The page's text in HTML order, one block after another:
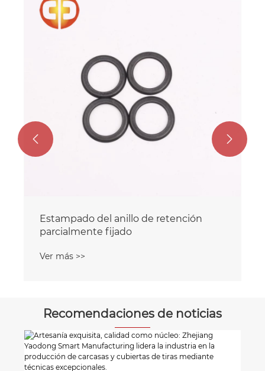
Anillo de tope de pieza de estampado
 
Recomendaciones de noticias
"Zhejiang Yaodong: Liderando la